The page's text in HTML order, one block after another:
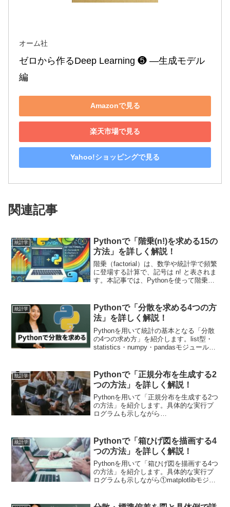
オーム社
ゼロから作るDeep Learning ❺ ―生成モデル
編
Amazonで見る
楽天市場で見る
Yahoo!ショッピングで見る
関連記事
統計学
Pythonで「階乗(n!)を求める15の
方法」を詳しく解説！
階乗（factorial）は、数学や統計学で頻繁
に登場する計算で、記号は n! と表されま
す。本記事では、Pythonを使って階乗を
統計学
Pythonで「分散を求める4つの方
法」を詳しく解説！
Pythonを用いて統計の基本となる「分散
の4つの求め方」を紹介します。list型・
statistics・numpy・pandasモジュールを
統計学
Pythonで「正規分布を生成する2
つの方法」を詳しく解説！
Pythonを用いて「正規分布を生成する2つ
の方法」を紹介します。具体的な実行プ
ログラムも示しながら
ルでデータ生成する方法を紹介します。
scipyとnumpyの使い分けを具体的に紹介
します。
統計学
Pythonで「箱ひげ図を描画する4
つの方法」を詳しく解説！
Pythonを用いて「箱ひげ図を描画する4つ
の方法」を紹介します。具体的な実行プ
ログラムも示しながら①matplotlibモジュ
をそのまま使用する方法、④plotlyモジュ